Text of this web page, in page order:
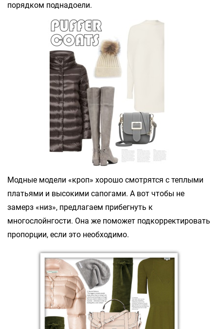
порядком поднадоели.
Модные модели «кроп» хорошо смотрятся с теплыми
платьями и высокими сапогами. А вот чтобы не
замерз «низ», предлагаем прибегнуть к
многослойнгости. Она же поможет подкорректировать
пропорции, если это необходимо.